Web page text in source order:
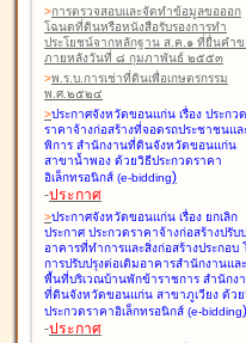
>การตรวจสอบและจัดทำข้อมูลขอออก
โฉนดที่ดินหรือหนังสือรับรองการทำ
ประโยชน์จากหลักฐาน ส.ค.๑ ที่ยื่นคำข
ภายหลังวันที่ ๘ กุมภาพันธ์ ๒๕๕๓
>พ.ร.บ.การเช่าที่ดินเพื่อเกษตรกรรม
พ.ศ.๒๕๒๔
>ประกาศจังหวัดขอนแก่น เรื่อง ประกวด
ราคาจ้างก่อสร้างที่จอดรถประชาชนแ
พิการ สำนักงานที่ดินจังหวัดขอนแก่น
สาขาน้ำพอง ด้วยวิธีประกวดราคา
อิเล็กทรอนิกส์ (e-bidding)
-ประกาศ
>ประกาศจังหวัดขอนแก่น เรื่อง ยกเลิก
ประกาศ ประกวดราคาจ้างก่อสร้างปรับ
อาคารที่ทำการและสิ่งก่อสร้างประกอบ
การปรับปรุงต่อเติมอาคารสำนักงานและ
พื้นที่บริเวณบ้านพักข้าราชการ สำนักง
ที่ดินจังหวัดขอนแก่น สาขาภูเวียง ด้ว
ประกวดราคาอิเล็กทรอนิกส์ (e-bidding)
-ประกาศ